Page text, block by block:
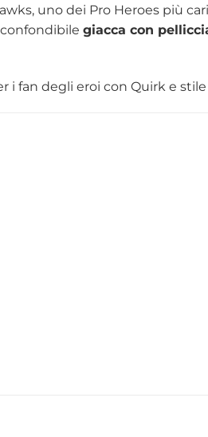
uno dei Pro Heroes più
giacca con
fan degli eroi con Quirk e